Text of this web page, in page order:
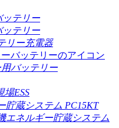
ッテリー
ッテリー
リー充電器
バッテリー
場ESS
貯蔵システム PC15KT
エネルギー貯蔵システム